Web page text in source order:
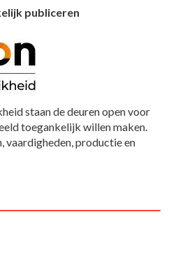
publiceren
staan de deuren open voor
toegankelijk willen maken.
vaardigheden, productie en